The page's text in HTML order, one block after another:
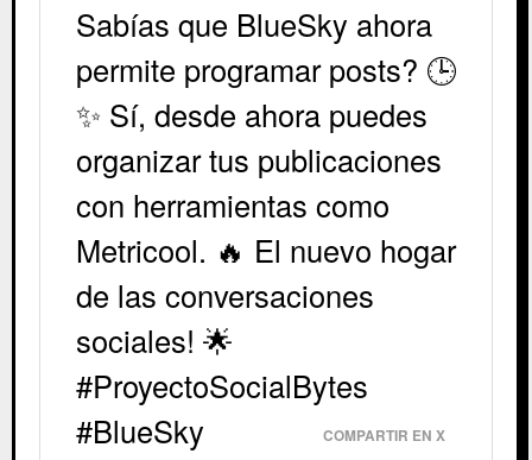
Sabías que BlueSky ahora
permite programar posts? 🕒
✨ Sí, desde ahora puedes
organizar tus publicaciones
con herramientas como
Metricool. 🔥 El nuevo hogar
de las conversaciones
sociales! 🌟
#ProyectoSocialBytes
#BlueSky
COMPARTIR EN X